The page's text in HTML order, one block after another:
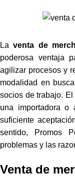
Laventa de
poderosa ventaja
agilizar procesos y
modalidad en
socios de trabajo.
una importadora o
suficiente
sentido, Promos
problemas y las
Venta de